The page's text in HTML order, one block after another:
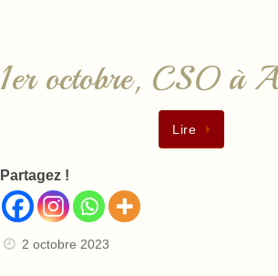
1er octobre, CSO à
Lire
Partagez !
2 octobre 2023